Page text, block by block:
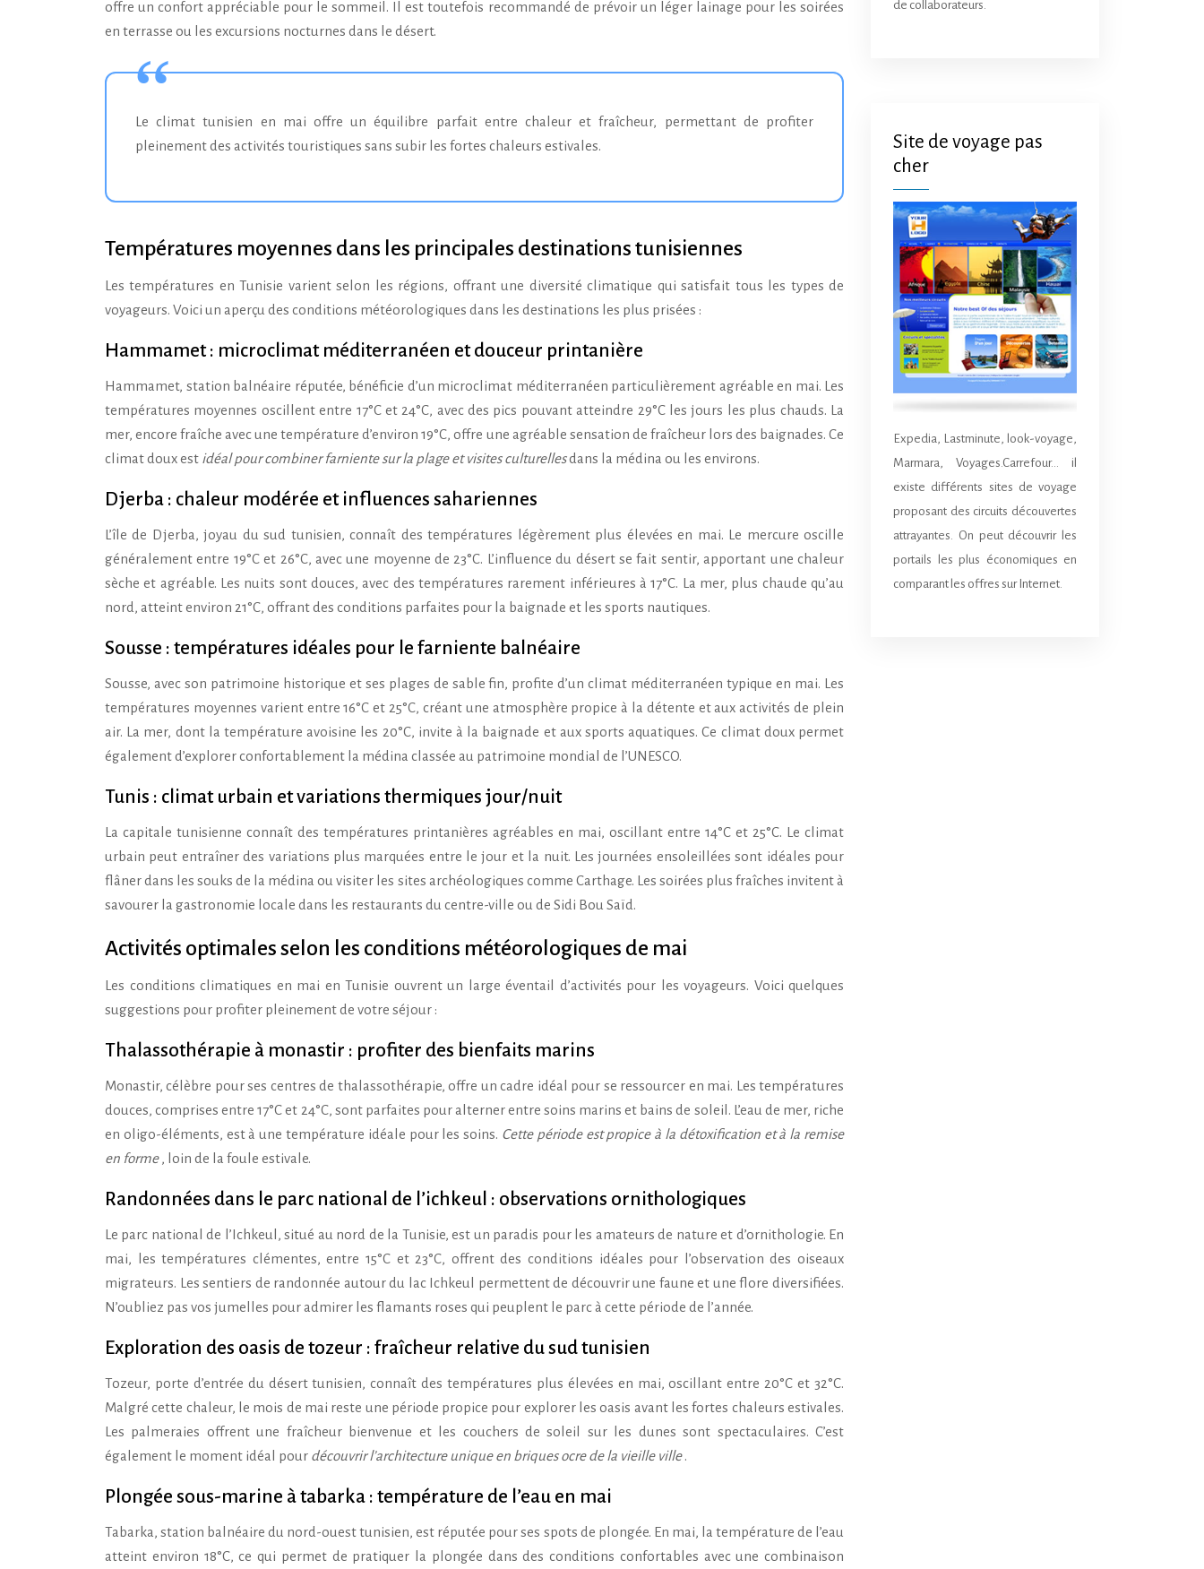
offre un confort appréciable pour le sommeil. Il est toutefois recommandé de prévoir un léger lainage pour les soirées
en terrasse ou les excursions nocturnes dans le désert.
Le climat tunisien en mai offre un équilibre parfait entre chaleur et fraîcheur, permettant de profiter
pleinement des activités touristiques sans subir les fortes chaleurs estivales.
Températures moyennes dans les principales destinations tunisiennes
Les températures en Tunisie varient selon les régions, offrant une diversité climatique qui satisfait tous les types de
voyageurs. Voici un aperçu des conditions météorologiques dans les destinations les plus prisées :
Hammamet : microclimat méditerranéen et douceur printanière
Hammamet, station balnéaire réputée, bénéficie d’un microclimat méditerranéen particulièrement agréable en mai. Les
températures moyennes oscillent entre 17°C et 24°C, avec des pics pouvant atteindre 29°C les jours les plus chauds. La
mer, encore fraîche avec une température d’environ 19°C, offre une agréable sensation de fraîcheur lors des baignades. Ce
climat doux est idéal pour combiner farniente sur la plage et visites culturellesdans la médina ou les environs.
Djerba : chaleur modérée et influences sahariennes
L’île de Djerba, joyau du sud tunisien, connaît des températures légèrement plus élevées en mai. Le mercure oscille
généralement entre 19°C et 26°C, avec une moyenne de 23°C. L’influence du désert se fait sentir, apportant une chaleur
sèche et agréable. Les nuits sont douces, avec des températures rarement inférieures à 17°C. La mer, plus chaude qu’au
nord, atteint environ 21°C, offrant des conditions parfaites pour la baignade et les sports nautiques.
Sousse : températures idéales pour le farniente balnéaire
Sousse, avec son patrimoine historique et ses plages de sable fin, profite d’un climat méditerranéen typique en mai. Les
températures moyennes varient entre 16°C et 25°C, créant une atmosphère propice à la détente et aux activités de plein
air. La mer, dont la température avoisine les 20°C, invite à la baignade et aux sports aquatiques. Ce climat doux permet
également d’explorer confortablement la médina classée au patrimoine mondial de l’UNESCO.
Tunis : climat urbain et variations thermiques jour/nuit
La capitale tunisienne connaît des températures printanières agréables en mai, oscillant entre 14°C et 25°C. Le climat
urbain peut entraîner des variations plus marquées entre le jour et la nuit. Les journées ensoleillées sont idéales pour
flâner dans les souks de la médina ou visiter les sites archéologiques comme Carthage. Les soirées plus fraîches invitent à
savourer la gastronomie locale dans les restaurants du centre-ville ou de Sidi Bou Saïd.
Activités optimales selon les conditions météorologiques de mai
Les conditions climatiques en mai en Tunisie ouvrent un large éventail d’activités pour les voyageurs. Voici quelques
suggestions pour profiter pleinement de votre séjour :
Thalassothérapie à monastir : profiter des bienfaits marins
Monastir, célèbre pour ses centres de thalassothérapie, offre un cadre idéal pour se ressourcer en mai. Les températures
douces, comprises entre 17°C et 24°C, sont parfaites pour alterner entre soins marins et bains de soleil. L’eau de mer, riche
en oligo-éléments, est à une température idéale pour les soins. Cette période est propice à la détoxification et à la remise
en forme, loin de la foule estivale.
Randonnées dans le parc national de l’ichkeul : observations ornithologiques
Le parc national de l’Ichkeul, situé au nord de la Tunisie, est un paradis pour les amateurs de nature et d’ornithologie. En
mai, les températures clémentes, entre 15°C et 23°C, offrent des conditions idéales pour l’observation des oiseaux
migrateurs. Les sentiers de randonnée autour du lac Ichkeul permettent de découvrir une faune et une flore diversifiées.
N’oubliez pas vos jumelles pour admirer les flamants roses qui peuplent le parc à cette période de l’année.
Exploration des oasis de tozeur : fraîcheur relative du sud tunisien
Tozeur, porte d’entrée du désert tunisien, connaît des températures plus élevées en mai, oscillant entre 20°C et 32°C.
Malgré cette chaleur, le mois de mai reste une période propice pour explorer les oasis avant les fortes chaleurs estivales.
Les palmeraies offrent une fraîcheur bienvenue et les couchers de soleil sur les dunes sont spectaculaires. C’est
également le moment idéal pour découvrir l’architecture unique en briques ocre de la vieille ville.
Plongée sous-marine à tabarka : température de l’eau en mai
Tabarka, station balnéaire du nord-ouest tunisien, est réputée pour ses spots de plongée. En mai, la température de l’eau
atteint environ 18°C, ce qui permet de pratiquer la plongée dans des conditions confortables avec une combinaison
de collaborateurs.
Site de voyage pas
cher
Expedia, Lastminute, look-voyage,
Marmara, Voyages.Carrefour… il
existe différents sites de voyage
proposant des circuits découvertes
attrayantes. On peut découvrir les
portails les plus économiques en
comparant les offres sur Internet.